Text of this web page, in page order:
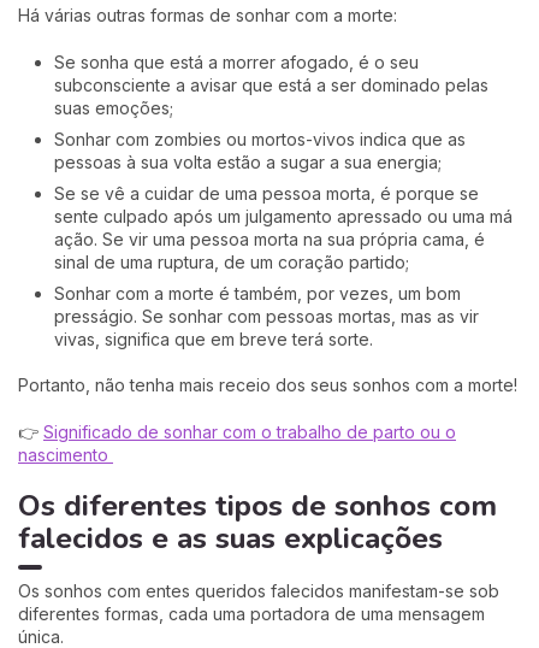
Há várias outras formas de sonhar com a morte:
Se sonha que está a morrer afogado, é o seu
subconsciente a avisar que está a ser dominado pelas
suas emoções;
Sonhar com zombies ou mortos-vivos indica que as
pessoas à sua volta estão a sugar a sua energia;
Se se vê a cuidar de uma pessoa morta, é porque se
sente culpado após um julgamento apressado ou uma má
ação. Se vir uma pessoa morta na sua própria cama, é
sinal de uma ruptura, de um coração partido;
Sonhar com a morte é também, por vezes, um bom
presságio. Se sonhar com pessoas mortas, mas as vir
vivas, significa que em breve terá sorte.
Portanto, não tenha mais receio dos seus sonhos com a morte!
👉 Significado de sonhar com o trabalho de parto ou o
nascimento
Os diferentes tipos de sonhos com
falecidos e as suas explicações
Os sonhos com entes queridos falecidos manifestam-se sob
diferentes formas, cada uma portadora de uma mensagem
única.